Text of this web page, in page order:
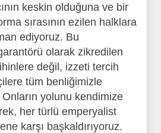
keskin olduğuna ve bir
sırasının ezilen halklara
ediyoruz. Bu
olarak zikredilen
değil, izzeti tercih
tüm benliğimizle
yolunu kendimize
her türlü emperyalist
karşı başkaldırıyoruz.